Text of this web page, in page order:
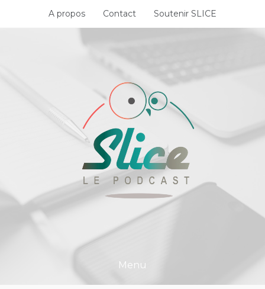
A propos Contact Soutenir SLICE
Menu